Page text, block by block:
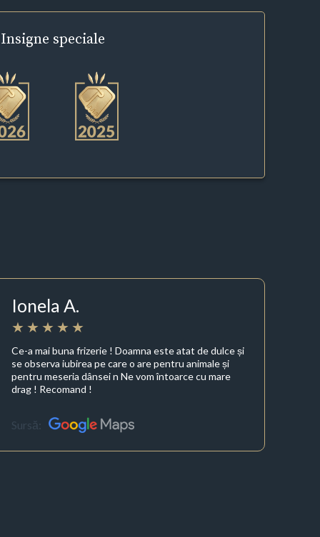
Insigne speciale
Ionela A.
Ce-a mai buna frizerie ! Doamna este atat de dulce și
se observa iubirea pe care o are pentru animale și
pentru meseria dânsei n Ne vom întoarce cu mare
drag ! Recomand !
Sursă: